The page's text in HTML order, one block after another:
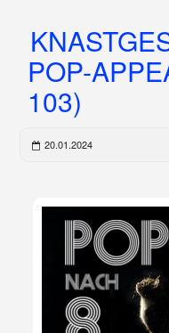
POP-
103)
20.01.2024